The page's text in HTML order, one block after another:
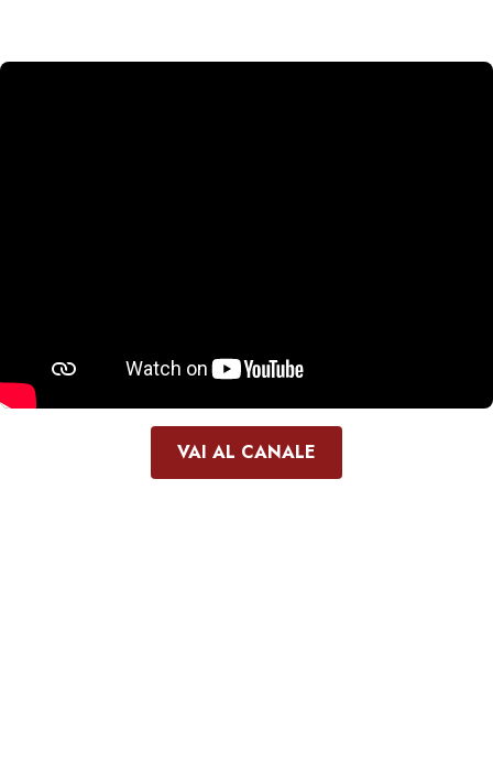
VAI AL CANALE